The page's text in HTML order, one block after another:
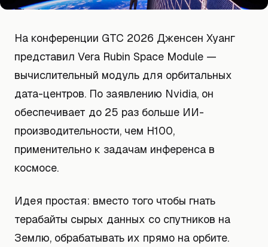
На конференции GTC 2026 Дженсен Хуанг
представил Vera Rubin Space Module —
вычислительный модуль для орбитальных
дата-центров. По заявлению Nvidia, он
обеспечивает до 25 раз больше ИИ-
производительности, чем H100,
применительно к задачам инференса в
космосе.
Идея простая: вместо того чтобы гнать
терабайты сырых данных со спутников на
Землю, обрабатывать их прямо на орбите.